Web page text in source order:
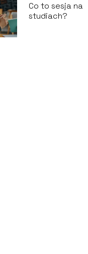
Co to sesja na
studiach?